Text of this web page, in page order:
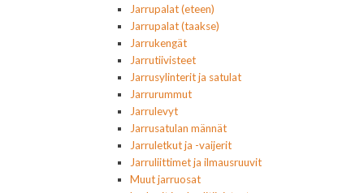
Jarrupalat (eteen)
Jarrupalat (taakse)
Jarrukengät
Jarrutiivisteet
Jarrusylinterit ja satulat
Jarrurummut
Jarrulevyt
Jarrusatulan männät
Jarruletkut ja -vaijerit
Jarruliittimet ja ilmausruuvit
Muut jarruosat